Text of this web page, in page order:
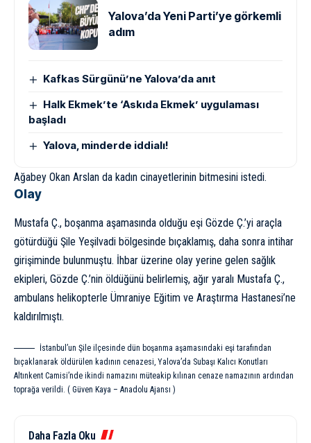
Yalova’da Yeni Parti’ye görkemli
adım
Kafkas Sürgünü’ne Yalova’da anıt
Halk Ekmek’te ‘Askıda Ekmek’ uygulaması
başladı
Yalova, minderde iddialı!
Ağabey Okan Arslan da kadın cinayetlerinin bitmesini istedi.
Olay
Mustafa Ç., boşanma aşamasında olduğu eşi Gözde Ç.’yi araçla
götürdüğü Şile Yeşilvadi bölgesinde bıçaklamış, daha sonra intihar
girişiminde bulunmuştu. İhbar üzerine olay yerine gelen sağlık
ekipleri, Gözde Ç.’nin öldüğünü belirlemiş, ağır yaralı Mustafa Ç.,
ambulans helikopterle Ümraniye Eğitim ve Araştırma Hastanesi’ne
kaldırılmıştı.
İstanbul’un Şile ilçesinde dün boşanma aşamasındaki eşi tarafından
bıçaklanarak öldürülen kadının cenazesi, Yalova’da Subaşı Kalıcı Konutları
Altınkent Camisi’nde ikindi namazını müteakip kılınan cenaze namazının ardından
toprağa verildi. ( Güven Kaya – Anadolu Ajansı )
Daha Fazla Oku